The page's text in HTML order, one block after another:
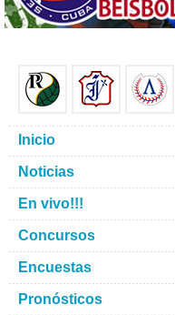
Inicio
Noticias
En vivo!!!
Concursos
Encuestas
Pronósticos